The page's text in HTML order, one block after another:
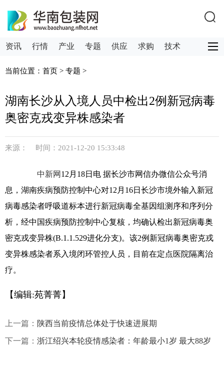
资讯 行情 产业 专题 供应 求购 技术
当前位置： 首页 > 专题 >
湖南长沙从入境人员中检出2例新冠病毒
奥密克戎变异株感染者
来源： 时间：2021-12-20 15:33:48
中新网 12月18日电 据长沙市网信办微信公众号消
息，湖南疾病预防控制中心对12月16日长沙市境外输入新冠
病毒感染者呼吸道标本进行新冠病毒全基因组测序和序列分
析，经中国疾病预防控制中心复核，均确认检出新冠病毒奥
密克戎变异株(B.1.1.529进化分支)。该2例新冠病毒奥密克戎
变异株感染者系入境闭环管控人员，目前在定点医院隔离治
疗。
【编辑:苑菁菁】
上一篇： 陕西当前疫情总体处于快速进展期
下一篇： 浙江绍兴本轮疫情感染者：年龄最小1岁 最大88岁